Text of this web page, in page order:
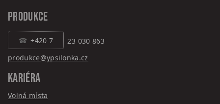
PRODUKCE
+420 7
23 030 863
produkce@ypsilonka.cz
KARIÉRA
Volná místa